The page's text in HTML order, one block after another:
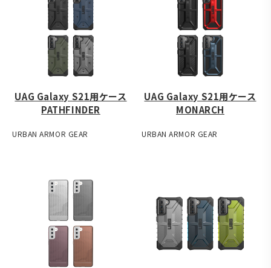
UAG Galaxy S21用ケース
PATHFINDER
URBAN ARMOR GEAR
UAG Galaxy S21用ケース
MONARCH
URBAN ARMOR GEAR